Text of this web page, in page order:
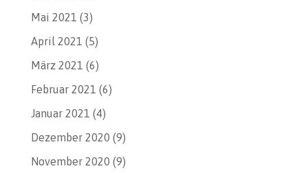
Mai 2021 (3)
April 2021 (5)
März 2021 (6)
Februar 2021 (6)
Januar 2021 (4)
Dezember 2020 (9)
November 2020 (9)